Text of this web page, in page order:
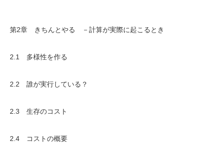
第2章 きちんとやる －計算が実際に起こるとき
2.1 多様性を作る
2.2 誰が実行している？
2.3 生存のコスト
2.4 コストの概要